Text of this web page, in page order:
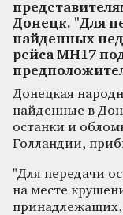
Донецк. "Для
найденных
рейса МН17
Донецкая
найденные в
останки и
Голландии,
"Для передачи
на месте